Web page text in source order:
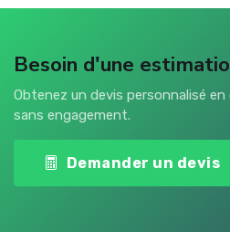
Besoin d'une
Obtenez un devis personnalisé
sans engagement.
Demander un devis